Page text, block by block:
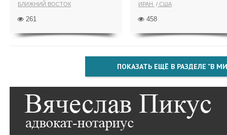
БЛИЖНИЙ ВОСТОК
261
ИРАН США
458
ПОКАЗАТЬ ЕЩЁ В РАЗДЕЛЕ "В